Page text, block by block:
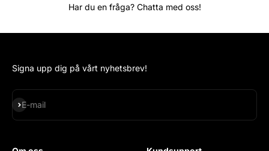
Har du en fråga? Chatta med oss!
Signa upp dig på vårt nyhetsbrev!
E-mail
Subscribe